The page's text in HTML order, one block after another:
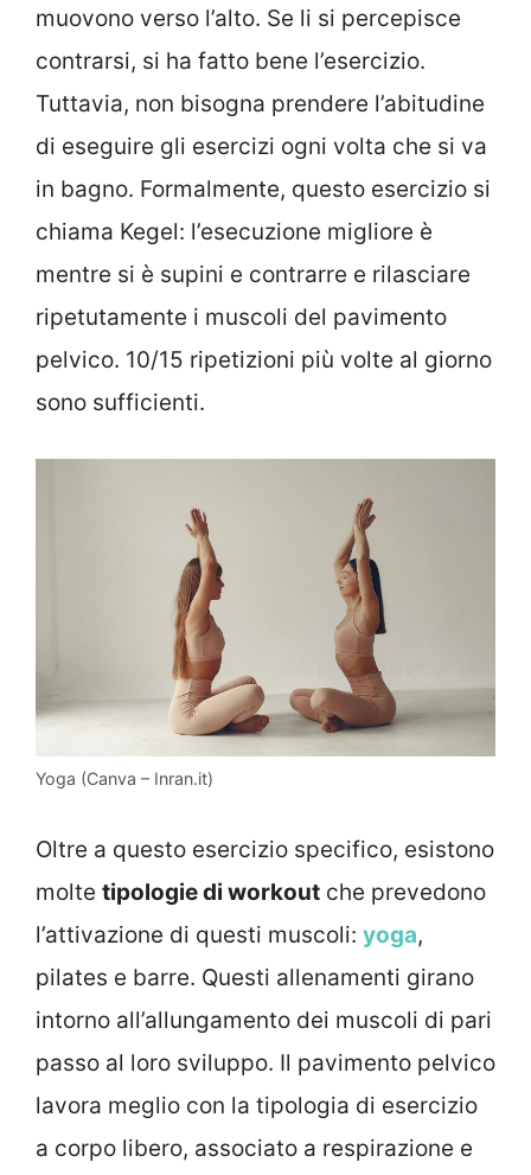
muovono verso l’alto. Se li si percepisce
contrarsi, si ha fatto bene l’esercizio.
Tuttavia, non bisogna prendere l’abitudine
di eseguire gli esercizi ogni volta che si va
in bagno. Formalmente, questo esercizio si
chiama Kegel: l’esecuzione migliore è
mentre si è supini e contrarre e rilasciare
ripetutamente i muscoli del pavimento
pelvico. 10/15 ripetizioni più volte al giorno
sono sufficienti.
Yoga (Canva – Inran.it)
Oltre a questo esercizio specifico, esistono
molte tipologie di workout che prevedono
l’attivazione di questi muscoli: yoga,
pilates e barre. Questi allenamenti girano
intorno all’allungamento dei muscoli di pari
passo al loro sviluppo. Il pavimento pelvico
lavora meglio con la tipologia di esercizio
a corpo libero, associato a respirazione e